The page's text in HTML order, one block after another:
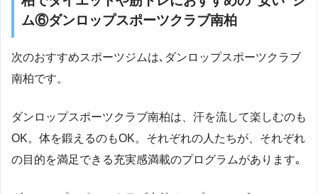
ム⑥ダンロップスポーツクラブ南柏
次のおすすめスポーツジムは､ダンロップスポーツクラブ
南柏です。
ダンロップスポーツクラブ南柏は、汗を流して楽しむのも
OK。体を鍛えるのもOK。それぞれの人たちが、それぞれ
の目的を満足できる充実感満載のプログラムがあります｡